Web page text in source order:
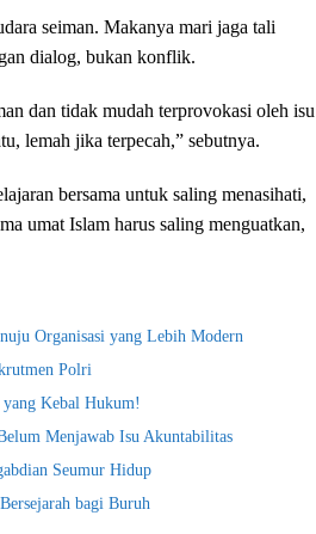
seiman. Makanya mari jaga tali
dialog, bukan konflik.
dan tidak mudah terprovokasi oleh isu
lemah jika terpecah,” sebutnya.
bersama untuk saling menasihati,
umat Islam harus saling menguatkan,
Organisasi yang Lebih Modern
Polri
Kebal Hukum!
Menjawab Isu Akuntabilitas
Seumur Hidup
bagi Buruh